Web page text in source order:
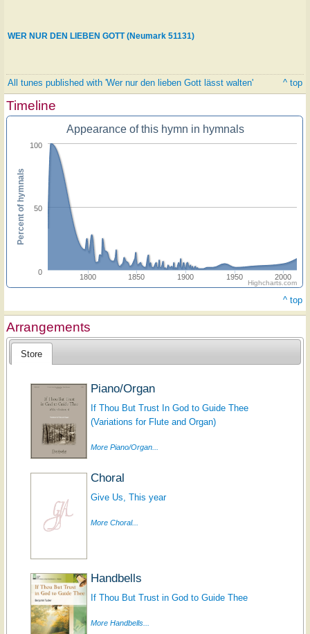
WER NUR DEN LIEBEN GOTT (Neumark 51131)
All tunes published with 'Wer nur den lieben Gott lässt walten' ^ top
Timeline
Appearance of this hymn in hymnals
1800 1850 1900 1950 2000
0
50
100
Percent of hymnals
Highcharts.com
^ top
Arrangements
Store
Piano/Organ
If Thou But Trust In God to Guide Thee
(Variations for Flute and Organ)
More Piano/Organ...
Choral
Give Us, This year
More Choral...
Handbells
If Thou But Trust in God to Guide Thee
More Handbells...